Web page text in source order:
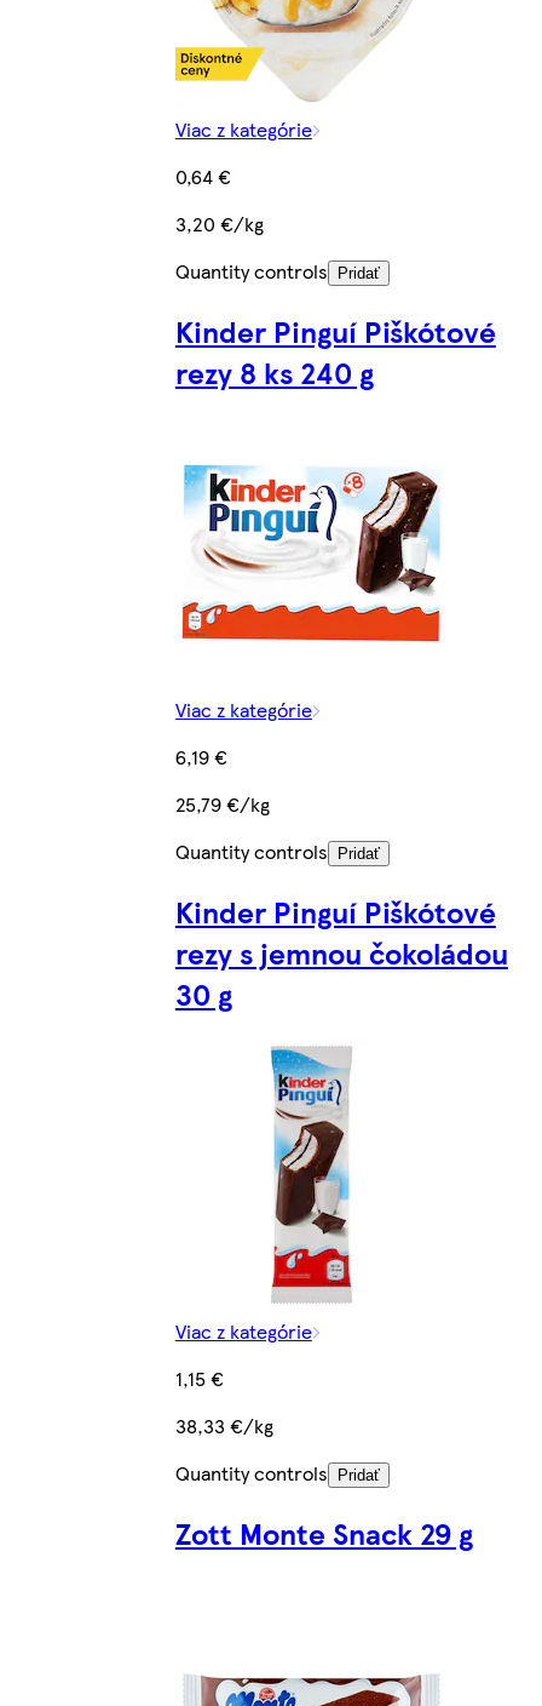
Viac z kategórie
0,64 €
3,20 €/kg
Quantity controls
Pridať
Kinder Pinguí Piškótové
rezy 8 ks 240 g
Viac z kategórie
6,19 €
25,79 €/kg
Quantity controls
Pridať
Kinder Pinguí Piškótové
rezy s jemnou čokoládou
30 g
Viac z kategórie
1,15 €
38,33 €/kg
Quantity controls
Pridať
Zott Monte Snack 29 g